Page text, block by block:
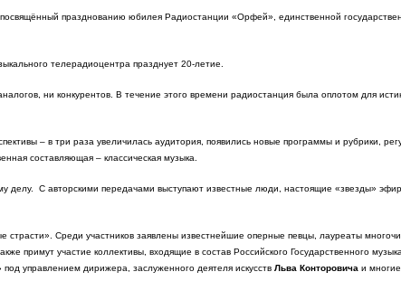
празднованию юбилея Радиостанции «Орфей», единственной
телерадиоцентра празднует 20-летие.
ни конкурентов. В течение этого времени радиостанция была оплотом для
– в три раза увеличилась аудитория, появились новые программы и рубрики,
составляющая – классическая музыка.
делу. С авторскими передачами выступают известные люди, настоящие «звезды»
Среди участников заявлены известнейшие оперные певцы, лауреаты
примут участие коллективы, входящие в состав Российского Государственного
под управлением дирижера, заслуженного деятеля искусств Льва Конторовича и